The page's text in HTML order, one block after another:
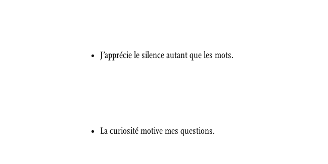
J’apprécie le silence autant que les mots.
La curiosité motive mes questions.